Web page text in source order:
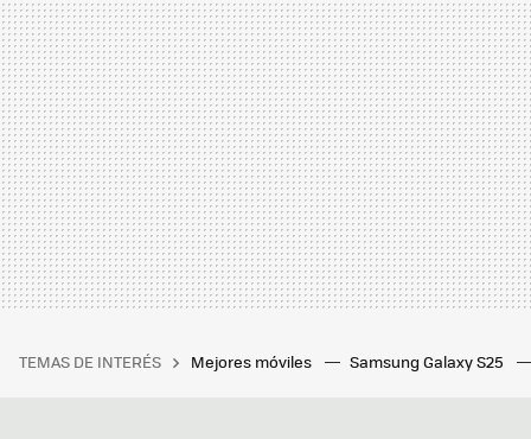
TEMAS DE INTERÉS Mejores móviles Samsung Galaxy S25